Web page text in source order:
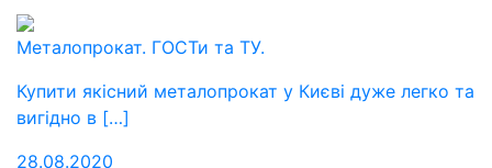
Металопрокат. ГОСТи та ТУ.
Купити якісний металопрокат у Києві дуже легко та
вигідно в […]
28.08.2020